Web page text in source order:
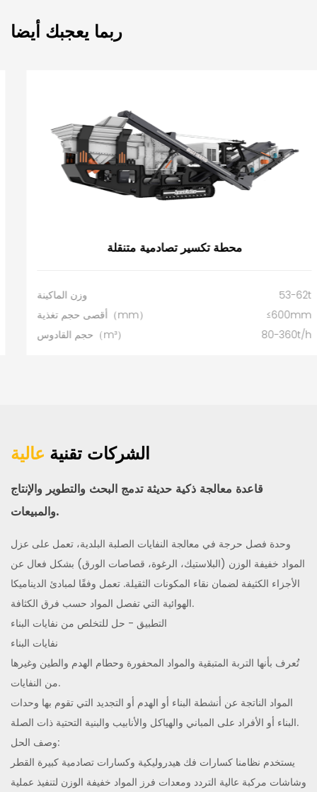
ربما يعجبك أيضا
محطة تكسير تصادمية متنقلة
وزن الماكينة
53-62t
أقصى حجم تغذية（mm）
≤600mm
حجم القادوس（m³）
80-360t/h
الشركات تقنية عالية
قاعدة معالجة ذكية حديثة تدمج البحث والتطوير والإنتاج
والمبيعات.
وحدة فصل حرجة في معالجة النفايات الصلبة البلدية، تعمل على عزل
المواد خفيفة الوزن (البلاستيك، الرغوة، قصاصات الورق) بشكل فعال عن
الأجزاء الكثيفة لضمان نقاء المكونات الثقيلة. تعمل وفقًا لمبادئ الديناميكا
الهوائية التي تفصل المواد حسب فرق الكثافة.
التطبيق - حل للتخلص من نفايات البناء
نفايات البناء
تُعرف بأنها التربة المتبقية والمواد المحفورة وحطام الهدم والطين وغيرها
من النفايات.
المواد الناتجة عن أنشطة البناء أو الهدم أو التجديد التي تقوم بها وحدات
البناء أو الأفراد على المباني والهياكل والأنابيب والبنية التحتية ذات الصلة.
وصف الحل:
يستخدم نظامنا كسارات فك هيدروليكية وكسارات تصادمية كبيرة القطر
وشاشات مركبة عالية التردد ومعدات فرز المواد خفيفة الوزن لتنفيذ عملية